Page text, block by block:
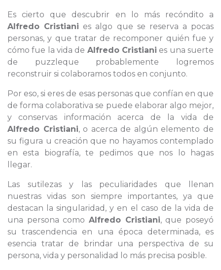
Es cierto que descubrir en lo más recóndito a
Alfredo Cristiani es algo que se reserva a pocas
personas, y que tratar de recomponer quién fue y
cómo fue la vida de Alfredo Cristiani es una suerte
de puzzleque probablemente logremos
reconstruir si colaboramos todos en conjunto.
Por eso, si eres de esas personas que confían en que
de forma colaborativa se puede elaborar algo mejor,
y conservas información acerca de la vida de
Alfredo Cristiani, o acerca de algún elemento de
su figura u creación que no hayamos contemplado
en esta biografía, te pedimos que nos lo hagas
llegar.
Las sutilezas y las peculiaridades que llenan
nuestras vidas son siempre importantes, ya que
destacan la singularidad, y en el caso de la vida de
una persona como Alfredo Cristiani, que poseyó
su trascendencia en una época determinada, es
esencia tratar de brindar una perspectiva de su
persona, vida y personalidad lo más precisa posible.